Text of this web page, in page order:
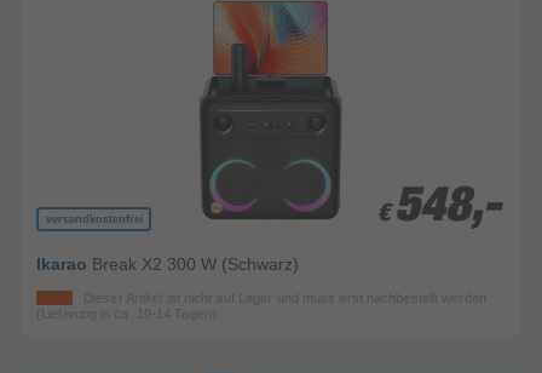
versandkostenfrei € 548,-
€ 548,-
Ikarao Break X2 300 W (Schwarz)
Dieser Artikel ist nicht auf Lager und muss erst nachbestellt werden
(Lieferung in ca. 10-14 Tagen)